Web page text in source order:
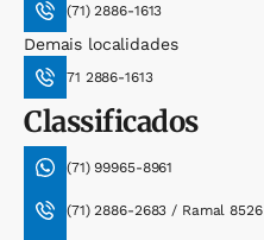
(71) 2886-1613
Demais localidades
71 2886-1613
Classificados
(71) 99965-8961
(71) 2886-2683 / Ramal 8526